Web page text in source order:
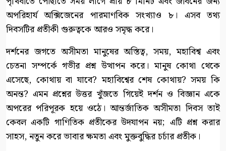
অপরিহার্য অক্সিজেনের পারমাণবিক সংখ্যাও ৮। এসব তথ্য
দিবসটির প্রতীকী গুরুত্বকে আরও সমৃদ্ধ করে।
দর্শনের জগতে অসীমতা মানুষের অস্তিত্ব, সময়, মহাবিশ্ব এবং
চেতনা সম্পর্কে গভীর প্রশ্ন উত্থাপন করে। মানুষ কোথা থেকে
এসেছে, কোথায় বা যাবে? মহাবিশ্বের শেষ কোথায়? সময় কি
অনন্ত? এমন প্রশ্নের উত্তর খুঁজতে গিয়েই দর্শন ও বিজ্ঞান একে
অপরের পরিপূরক হয়ে ওঠে। আন্তর্জাতিক অসীমতা দিবস তাই
কেবল একটি গাণিতিক প্রতীকের উদযাপন নয়; এটি প্রশ্ন করার
সাহস, নতুন করে ভাবার ক্ষমতা এবং মুক্তবুদ্ধির চর্চার প্রতীক।